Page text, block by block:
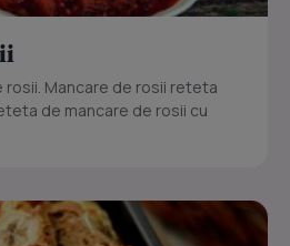
Mancare de rosii reteta
de mancare de rosii cu